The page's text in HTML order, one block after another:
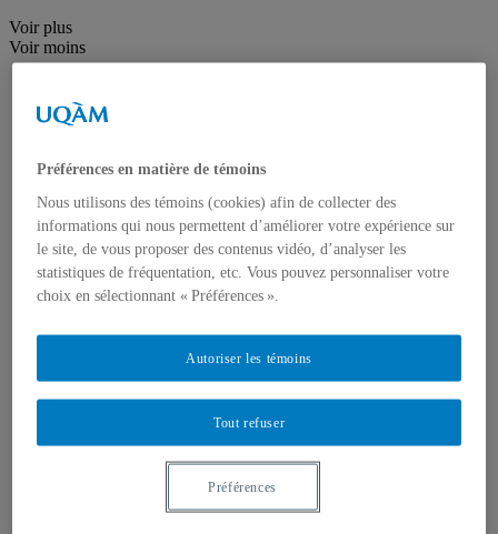
Voir plus
Voir moins
Département de danse
Département de musique
Département d'histoire de l'art
École des arts visuels et médiatiques
École supérieure de théâtre
Institut du patrimoine
Communication
Département de communication sociale et publique
École de langues
Département de didactique
Département de didactique des langues
Département d'éducation et formation spécialisées
Département d'éducation et pédagogie
Gestion
Département de finance
Département de management
Département de marketing
Préférences en matière de témoins
Nous utilisons des témoins (cookies) afin de collecter des
informations qui nous permettent d’améliorer votre expérience sur
le site, de vous proposer des contenus vidéo, d’analyser les
statistiques de fréquentation, etc. Vous pouvez personnaliser votre
choix en sélectionnant « Préférences ».
Tout refuser
Autoriser les témoins
Préférences